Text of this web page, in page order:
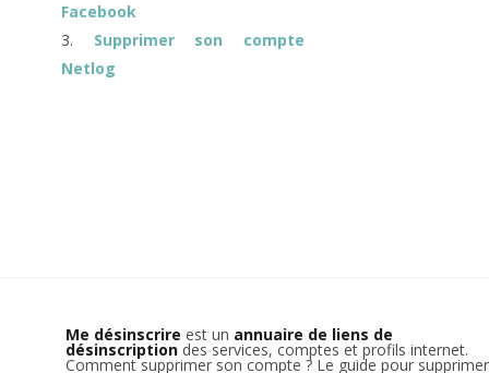
Facebook
Supprimer son compte
Netlog
Me désinscrire est un annuaire de liens de
désinscription des services, comptes et profils internet.
Comment supprimer son compte ? Le guide pour supprimer